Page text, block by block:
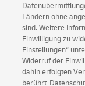
© Thu Aug 06
Ländern ohne
sind. Weitere
Einwilligung zu
Einstellungen“
Widerruf der
dahin erfolgten
berührt